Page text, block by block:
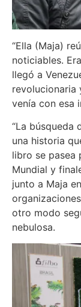
“Ella (Maja)
noticiables.
llegó a
revolucionaria
venía con esa
“La búsqueda
una historia
libro se pasea
Mundial y
junto a Maja
otro modo
nebulosa.